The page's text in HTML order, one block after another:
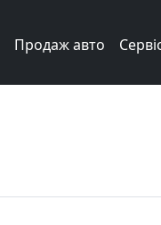
Продаж авто